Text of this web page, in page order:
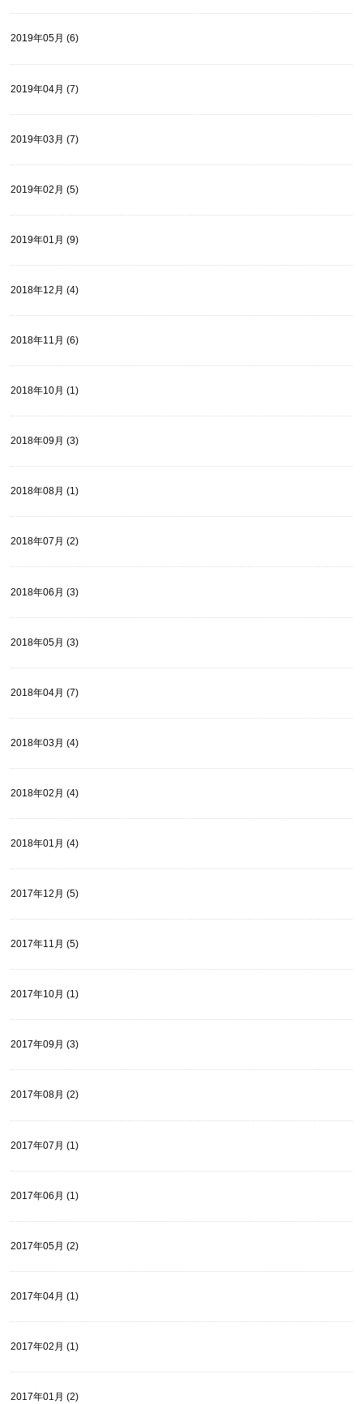
2019年05月 (6)
2019年04月 (7)
2019年03月 (7)
2019年02月 (5)
2019年01月 (9)
2018年12月 (4)
2018年11月 (6)
2018年10月 (1)
2018年09月 (3)
2018年08月 (1)
2018年07月 (2)
2018年06月 (3)
2018年05月 (3)
2018年04月 (7)
2018年03月 (4)
2018年02月 (4)
2018年01月 (4)
2017年12月 (5)
2017年11月 (5)
2017年10月 (1)
2017年09月 (3)
2017年08月 (2)
2017年07月 (1)
2017年06月 (1)
2017年05月 (2)
2017年04月 (1)
2017年02月 (1)
2017年01月 (2)